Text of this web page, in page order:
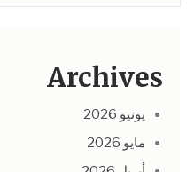
Archives
يونيو 2026
مايو 2026